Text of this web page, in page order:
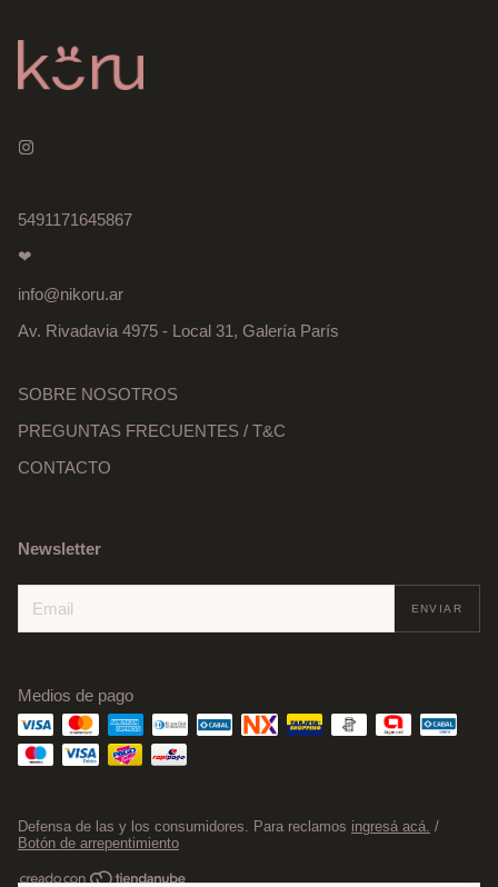
5491171645867
❤
info@nikoru.ar
Av. Rivadavia 4975 - Local 31, Galería París
SOBRE NOSOTROS
PREGUNTAS FRECUENTES / T&C
CONTACTO
Newsletter
Medios de pago
Defensa de las y los consumidores. Para reclamos ingresá acá. /
Botón de arrepentimiento